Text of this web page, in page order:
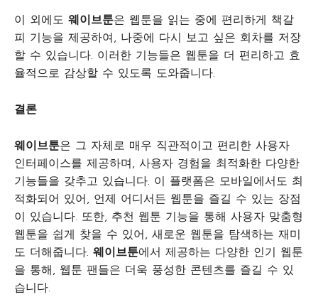
이 외에도 웨이브툰은 웹툰을 읽는 중에 편리하게 책갈
피 기능을 제공하여, 나중에 다시 보고 싶은 회차를 저장
할 수 있습니다. 이러한 기능들은 웹툰을 더 편리하고 효
율적으로 감상할 수 있도록 도와줍니다.
결론
웨이브툰은 그 자체로 매우 직관적이고 편리한 사용자
인터페이스를 제공하며, 사용자 경험을 최적화한 다양한
기능들을 갖추고 있습니다. 이 플랫폼은 모바일에서도 최
적화되어 있어, 언제 어디서든 웹툰을 즐길 수 있는 장점
이 있습니다. 또한, 추천 웹툰 기능을 통해 사용자 맞춤형
웹툰을 쉽게 찾을 수 있어, 새로운 웹툰을 탐색하는 재미
도 더해줍니다. 웨이브툰에서 제공하는 다양한 인기 웹툰
을 통해, 웹툰 팬들은 더욱 풍성한 콘텐츠를 즐길 수 있
습니다.